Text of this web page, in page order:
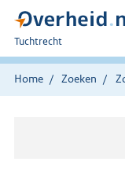
U
bent
hier:
Tuchtrecht
Home Zoeken